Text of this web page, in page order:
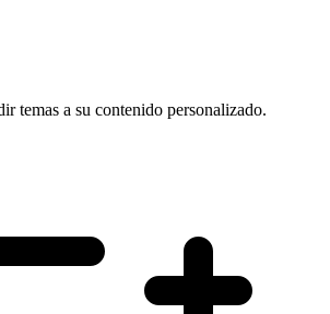
temas a su contenido personalizado.